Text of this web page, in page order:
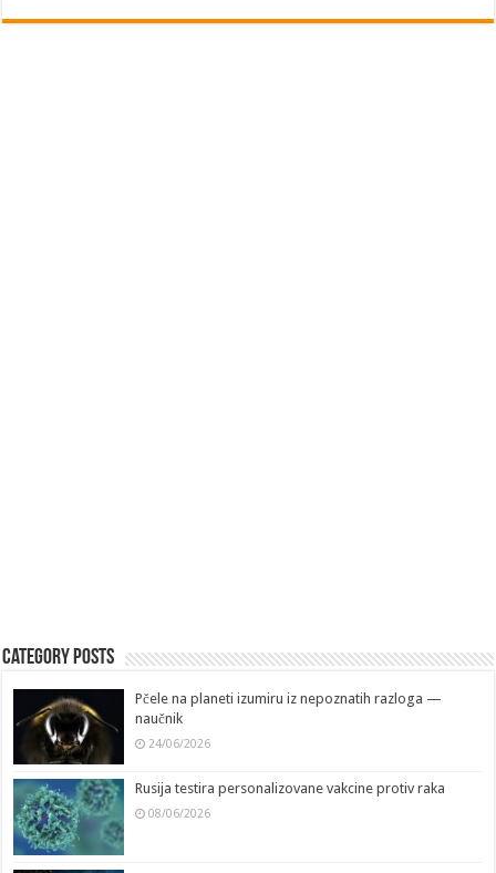
Category Posts
Pčele na planeti izumiru iz nepoznatih razloga —
naučnik
24/06/2026
Rusija testira personalizovane vakcine protiv raka
08/06/2026